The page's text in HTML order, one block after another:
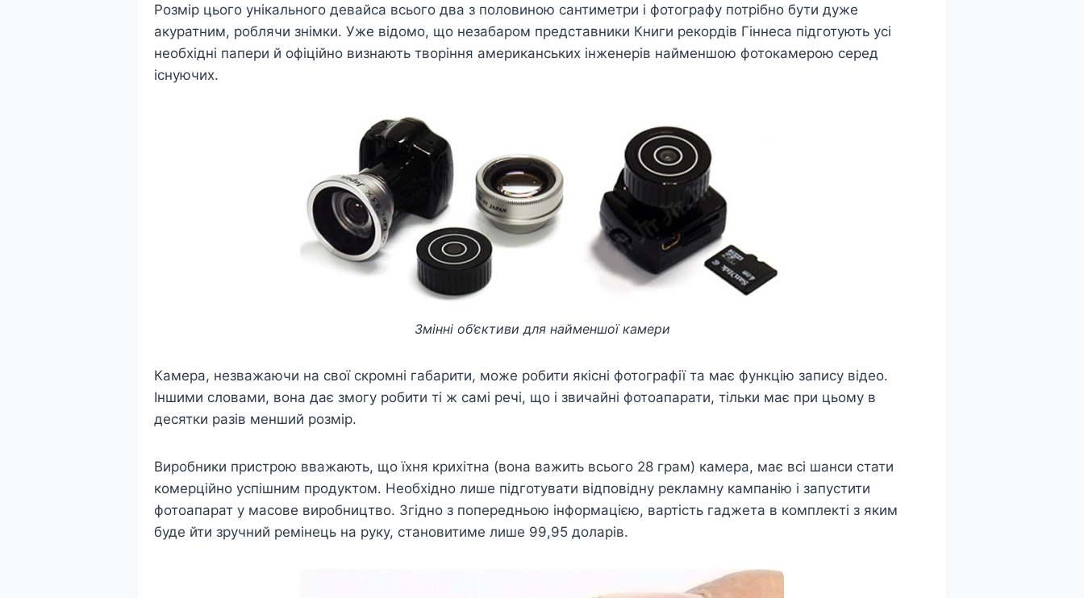
Розмір цього унікального девайса всього два з половиною сантиметри і фотографу потрібно бути дуже
акуратним, роблячи знімки. Уже відомо, що незабаром представники Книги рекордів Гіннеса підготують усі
необхідні папери й офіційно визнають творіння американських інженерів найменшою фотокамерою серед
існуючих.
Змінні об’єктиви для найменшої камери
Камера, незважаючи на свої скромні габарити, може робити якісні фотографії та має функцію запису відео.
Іншими словами, вона дає змогу робити ті ж самі речі, що і звичайні фотоапарати, тільки має при цьому в
десятки разів менший розмір.
Виробники пристрою вважають, що їхня крихітна (вона важить всього 28 грам) камера, має всі шанси стати
комерційно успішним продуктом. Необхідно лише підготувати відповідну рекламну кампанію і запустити
фотоапарат у масове виробництво. Згідно з попередньою інформацією, вартість гаджета в комплекті з яким
буде йти зручний ремінець на руку, становитиме лише 99,95 доларів.